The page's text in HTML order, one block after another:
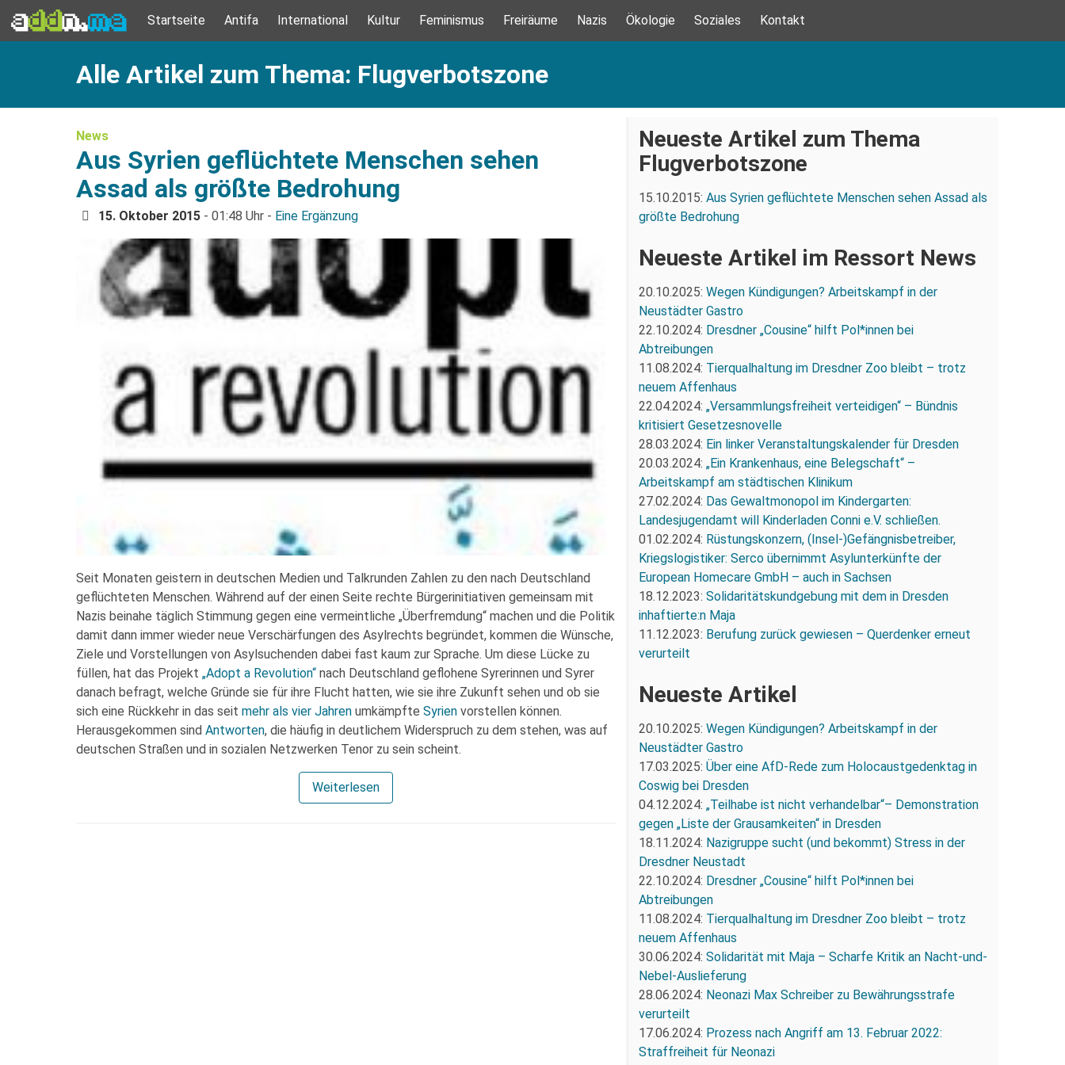
Startseite Antifa International Kultur Feminismus Freiräume Nazis Ökologie Soziales Kontakt
Alle Artikel zum Thema: Flugverbotszone
News
Aus Syrien geflüchtete Menschen sehen
Assad als größte Bedrohung
15. Oktober 2015 - 01:48 Uhr - Eine Ergänzung
Seit Monaten geistern in deutschen Medien und Talkrunden Zahlen zu den nach Deutschland
geflüchteten Menschen. Während auf der einen Seite rechte Bürgerinitiativen gemeinsam mit
Nazis beinahe täglich Stimmung gegen eine vermeintliche „Überfremdung“ machen und die Politik
damit dann immer wieder neue Verschärfungen des Asylrechts begründet, kommen die Wünsche,
Ziele und Vorstellungen von Asylsuchenden dabei fast kaum zur Sprache. Um diese Lücke zu
füllen, hat das Projekt „Adopt a Revolution“ nach Deutschland geflohene Syrerinnen und Syrer
danach befragt, welche Gründe sie für ihre Flucht hatten, wie sie ihre Zukunft sehen und ob sie
sich eine Rückkehr in das seit mehr als vier Jahren umkämpfte Syrien vorstellen können.
Herausgekommen sind Antworten, die häufig in deutlichem Widerspruch zu dem stehen, was auf
deutschen Straßen und in sozialen Netzwerken Tenor zu sein scheint.
Weiterlesen
Neueste Artikel zum Thema
Flugverbotszone
15.10.2015: Aus Syrien geflüchtete Menschen sehen Assad als
größte Bedrohung
Neueste Artikel im Ressort News
20.10.2025: Wegen Kündigungen? Arbeitskampf in der
Neustädter Gastro
22.10.2024: Dresdner „Cousine“ hilft Pol*innen bei
Abtreibungen
11.08.2024: Tierqualhaltung im Dresdner Zoo bleibt – trotz
neuem Affenhaus
22.04.2024: „Versammlungsfreiheit verteidigen“ – Bündnis
kritisiert Gesetzesnovelle
28.03.2024: Ein linker Veranstaltungskalender für Dresden
20.03.2024: „Ein Krankenhaus, eine Belegschaft“ –
Arbeitskampf am städtischen Klinikum
27.02.2024: Das Gewaltmonopol im Kindergarten:
Landesjugendamt will Kinderladen Conni e.V. schließen.
01.02.2024: Rüstungskonzern, (Insel-)Gefängnisbetreiber,
Kriegslogistiker: Serco übernimmt Asylunterkünfte der
European Homecare GmbH – auch in Sachsen
18.12.2023: Solidaritätskundgebung mit dem in Dresden
inhaftierte:n Maja
11.12.2023: Berufung zurück gewiesen – Querdenker erneut
verurteilt
Neueste Artikel
20.10.2025: Wegen Kündigungen? Arbeitskampf in der
Neustädter Gastro
17.03.2025: Über eine AfD-Rede zum Holocaustgedenktag in
Coswig bei Dresden
04.12.2024: „Teilhabe ist nicht verhandelbar“– Demonstration
gegen „Liste der Grausamkeiten“ in Dresden
18.11.2024: Nazigruppe sucht (und bekommt) Stress in der
Dresdner Neustadt
22.10.2024: Dresdner „Cousine“ hilft Pol*innen bei
Abtreibungen
11.08.2024: Tierqualhaltung im Dresdner Zoo bleibt – trotz
neuem Affenhaus
30.06.2024: Solidarität mit Maja – Scharfe Kritik an Nacht-und-
Nebel-Auslieferung
28.06.2024: Neonazi Max Schreiber zu Bewährungsstrafe
verurteilt
17.06.2024: Prozess nach Angriff am 13. Februar 2022:
Straffreiheit für Neonazi